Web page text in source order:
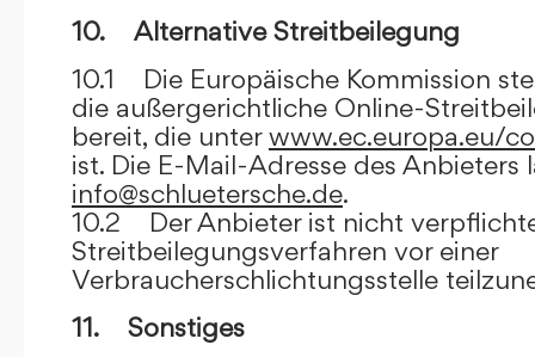
10. Alternative Streitbeilegung
10.1 Die Europäische Kommission
die außergerichtliche Online-
bereit, die unterwww.ec.europa.eu/
ist. Die E-Mail-Adresse des Anbieters
info@schluetersche.de.
10.2 Der Anbieter ist nicht
Streitbeilegungsverfahren vor einer
Verbraucherschlichtungsstelle
11. Sonstiges